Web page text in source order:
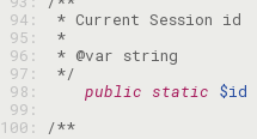
94:
95:
96:
97:
*/
98:
public static $id
99:
100: